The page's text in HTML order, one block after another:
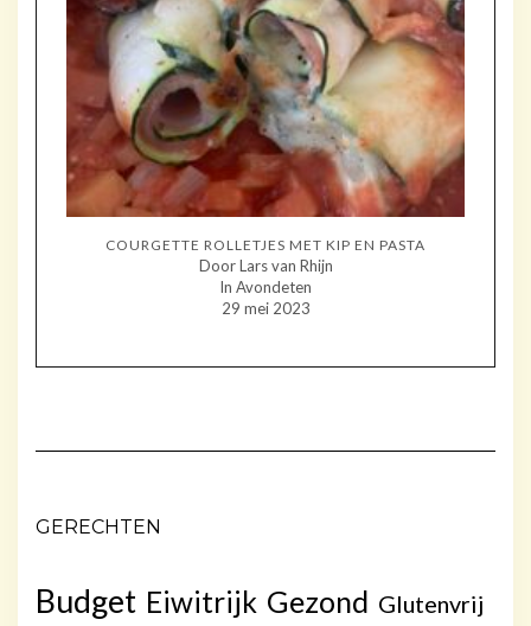
COURGETTE ROLLETJES MET KIP EN PASTA
Door Lars van Rhijn
In Avondeten
29 mei 2023
GERECHTEN
Budget Eiwitrijk Gezond Glutenvrij